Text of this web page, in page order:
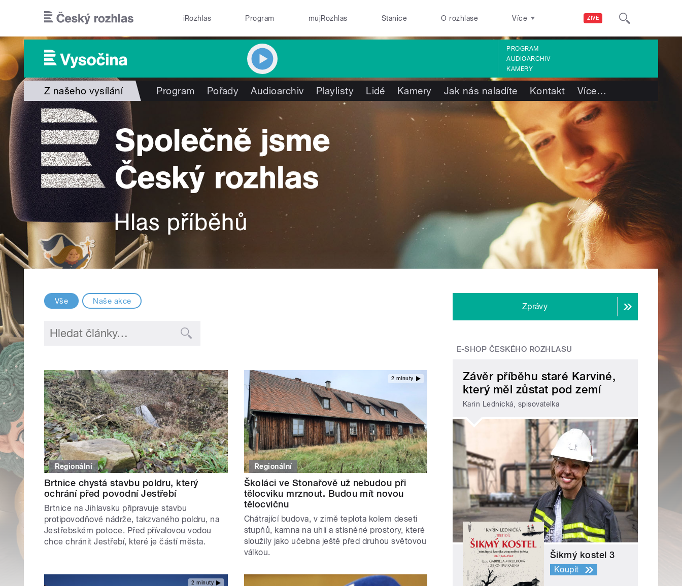
ŽIVĚ
iRozhlas Program mujRozhlas Stanice O rozhlase Více
PROGRAM
AUDIOARCHIV
KAMERY
Z našeho vysílání Program Pořady Audioarchiv Playlisty Lidé Kamery Jak nás naladíte Kontakt Více…
Vše Naše akce
Regionální
Brtnice chystá stavbu poldru, který
ochrání před povodní Jestřebí
Brtnice na Jihlavsku připravuje stavbu
protipovodňové nádrže, takzvaného poldru, na
Jestřebském potoce. Před přívalovou vodou
chce chránit Jestřebí, které je částí města.
2 minuty
Regionální
Školáci ve Stonařově už nebudou při
tělocviku mrznout. Budou mít novou
tělocvičnu
Chátrající budova, v zimě teplota kolem deseti
stupňů, kamna na uhlí a stísněné prostory, které
sloužily jako učebna ještě před druhou světovou
válkou.
2 minuty
Zprávy
E-SHOP ČESKÉHO ROZHLASU
Závěr příběhu staré Karviné,
který měl zůstat pod zemí
Karin Lednická, spisovatelka
Šikmý kostel 3
Koupit